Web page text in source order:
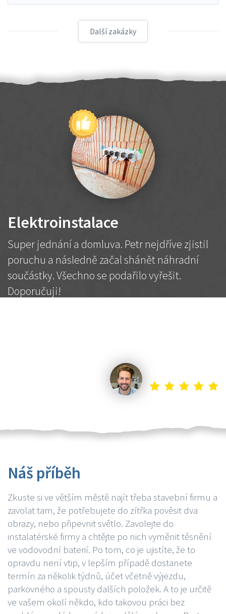
Další zakázky
Elektroinstalace
Super jednání a domluva. Petr nejdříve zjistil
poruchu a následně začal shánět náhradní
součástky. Všechno se podařilo vyřešit.
Doporučuji!
Náš příběh
Zkuste si ve větším městě najít třeba stavební firmu a
zavolat tam, že potřebujete do zítřka pověsit dva
obrazy, nebo připevnit světlo. Zavolejte do
instalatérské firmy a chtějte po nich vyměnit těsnění
ve vodovodní baterií. Po tom, co je ujistíte, že to
opravdu není vtip, v lepším případě dostanete
termín za několik týdnů, účet včetně výjezdu,
parkovného a spousty dalších položek. A to je určitě
ve vašem okolí někdo, kdo takovou práci bez